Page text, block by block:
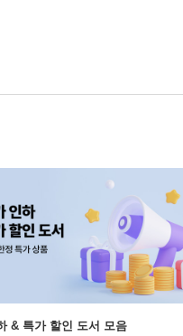
& 특가 할인 도서 모음